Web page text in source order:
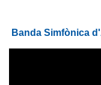
Banda Simfònica